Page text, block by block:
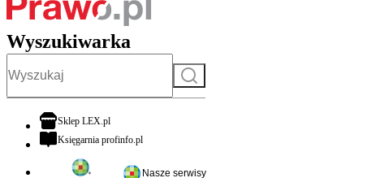
Wyszukiwarka
Szukaj
Sklep LEX.plotwiera się w nowej karcie
Księgarnia profinfo.plotwiera się w nowej karcie
Nasze serwisy